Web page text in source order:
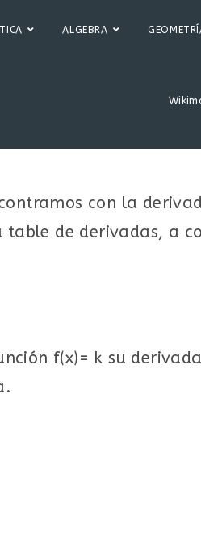
ALGEBRA
con la
de derivadas, a
f(x)= k su